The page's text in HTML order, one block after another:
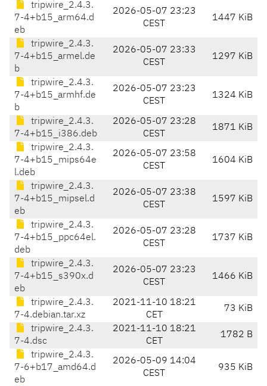
tripwire_2.4.3.
7-4+b15_arm64.d
eb
2026-05-07 23:23
CEST
1447 KiB
tripwire_2.4.3.
7-4+b15_armel.de
b
2026-05-07 23:33
CEST
1297 KiB
tripwire_2.4.3.
7-4+b15_armhf.de
b
2026-05-07 23:23
CEST
1324 KiB
tripwire_2.4.3.
7-4+b15_i386.deb
2026-05-07 23:28
CEST
1871 KiB
tripwire_2.4.3.
7-4+b15_mips64e
l.deb
2026-05-07 23:58
CEST
1604 KiB
tripwire_2.4.3.
7-4+b15_mipsel.d
eb
2026-05-07 23:38
CEST
1597 KiB
tripwire_2.4.3.
7-4+b15_ppc64el.
deb
2026-05-07 23:28
CEST
1737 KiB
tripwire_2.4.3.
7-4+b15_s390x.d
eb
2026-05-07 23:23
CEST
1466 KiB
tripwire_2.4.3.
7-4.debian.tar.xz
2021-11-10 18:21
CET
73 KiB
tripwire_2.4.3.
7-4.dsc
2021-11-10 18:21
CET
1782 B
tripwire_2.4.3.
7-6+b17_amd64.d
eb
2026-05-09 14:04
CEST
935 KiB